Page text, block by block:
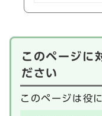
このページに
ださい
このページは役